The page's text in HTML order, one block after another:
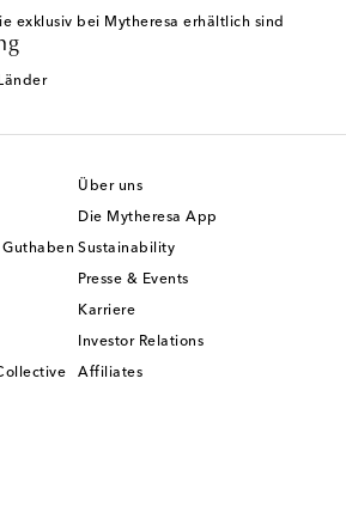
exklusiv bei Mytheresa erhältlich sind
Über uns
Die Mytheresa App
Sustainability
Presse & Events
Karriere
Investor Relations
Affiliates